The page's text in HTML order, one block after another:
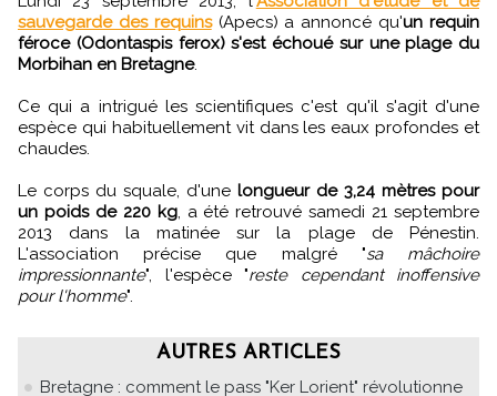
sauvegarde des requins(Apecs) a annoncé qu'un requin
féroce (Odontaspis ferox) s'est échoué sur une plage du
Morbihan en Bretagne.
Ce qui a intrigué les scientifiques c'est qu'il s'agit d'une
espèce qui habituellement vit dans les eaux profondes et
chaudes.
Le corps du squale, d'une longueur de 3,24 mètres pour
un poids de 220 kg, a été retrouvé samedi 21 septembre
2013 dans la matinée sur la plage de Pénestin.
L'association précise que malgré "sa mâchoire
impressionnante", l'espèce "reste cependant inoffensive
pour l'homme".
AUTRES ARTICLES
Bretagne : comment le pass "Ker Lorient" révolutionne